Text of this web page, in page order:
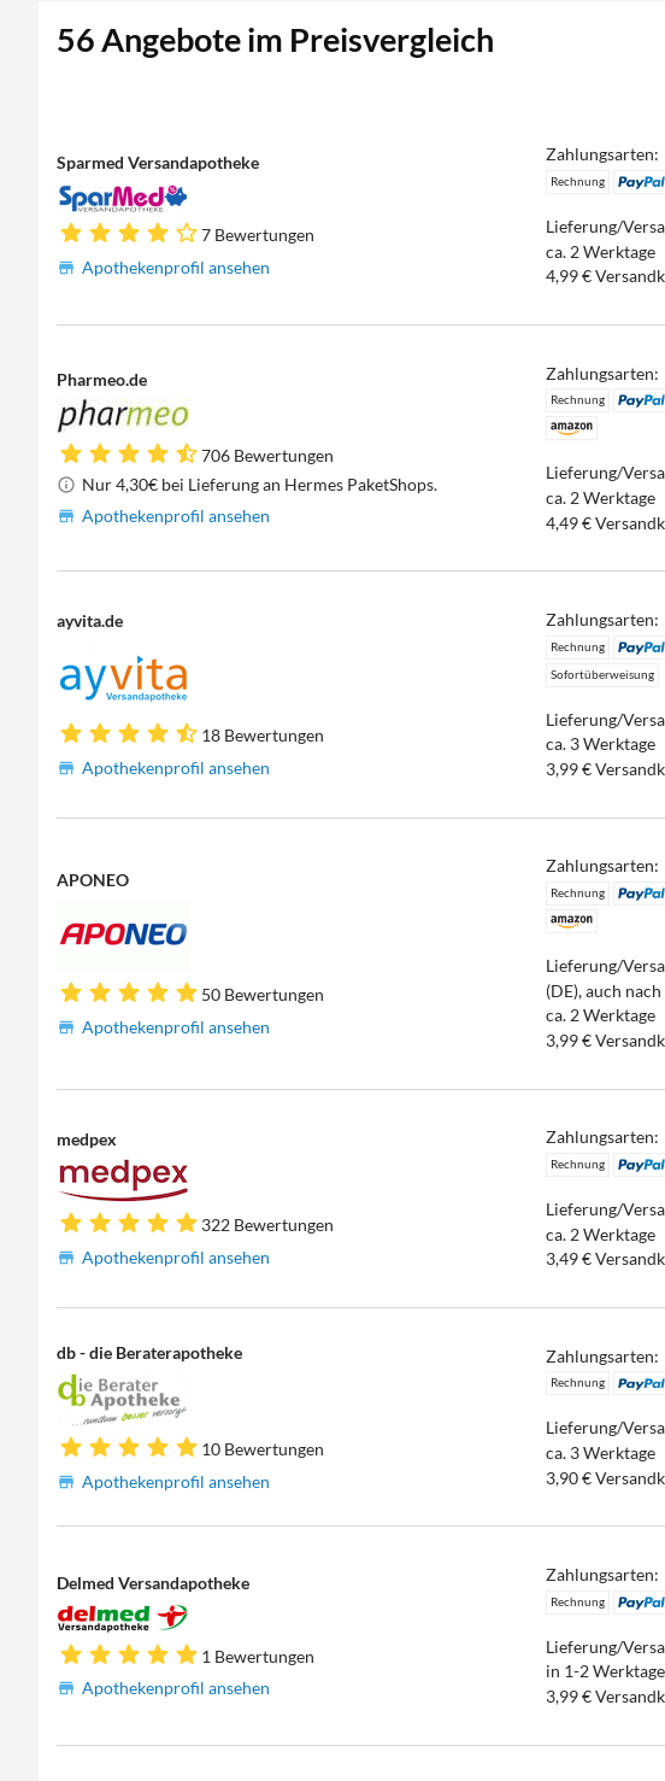
56 Angebote im Preisvergleich
Sparmed Versandapotheke
7 Bewertungen
Apothekenprofil ansehen
Zahlungsarten:
Rechnung
Lieferung/
ca. 2 Werktage
4,99 €
Pharmeo.de
706 Bewertungen
Nur 4,30€ bei Lieferung an Hermes PaketShops.
Apothekenprofil ansehen
Zahlungsarten:
Rechnung
Lieferung/
ca. 2 Werktage
4,49 €
ayvita.de
18 Bewertungen
Apothekenprofil ansehen
Zahlungsarten:
Rechnung
Sofortüberweisung
Lieferung/
ca. 3 Werktage
3,99 €
APONEO
50 Bewertungen
Apothekenprofil ansehen
Zahlungsarten:
Rechnung
Lieferung/
(DE), auch
ca. 2 Werktage
3,99 €
medpex
322 Bewertungen
Apothekenprofil ansehen
Zahlungsarten:
Rechnung
Lieferung/
ca. 2 Werktage
3,49 €
db - die Beraterapotheke
10 Bewertungen
Apothekenprofil ansehen
Zahlungsarten:
Rechnung
Lieferung/
ca. 3 Werktage
3,90 €
Delmed Versandapotheke
1 Bewertungen
Apothekenprofil ansehen
Zahlungsarten:
Rechnung
Lieferung/
in 1-2
3,99 €